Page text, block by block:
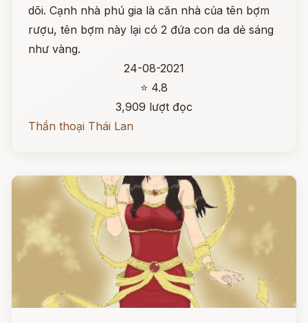
dõi. Cạnh nhà phú gia là căn nhà của tên bợm
rượu, tên bợm này lại có 2 đứa con da dẻ sáng
như vàng.
24-08-2021
⭐ 4.8
3,909 lượt đọc
Thần thoại Thái Lan